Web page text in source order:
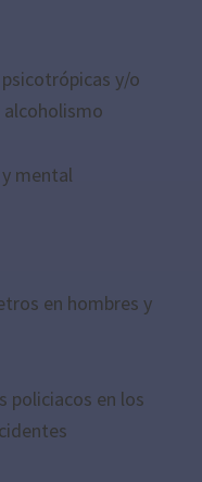
y/o
mental
en hombres y
policiacos en los